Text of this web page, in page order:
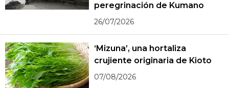
peregrinación de Kumano
26/07/2026
‘Mizuna’, una hortaliza
crujiente originaria de Kioto
07/08/2026